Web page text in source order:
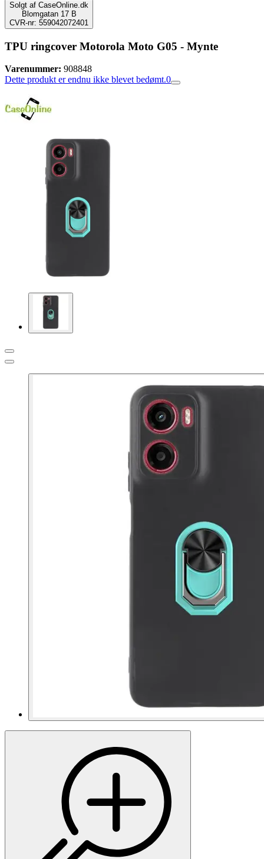
Solgt af CaseOnline.dk
Blomgatan 17 B
CVR-nr: 559042072401
TPU ringcover Motorola Moto G05 - Mynte
Varenummer: 908848
Dette produkt er endnu ikke blevet bedømt.0